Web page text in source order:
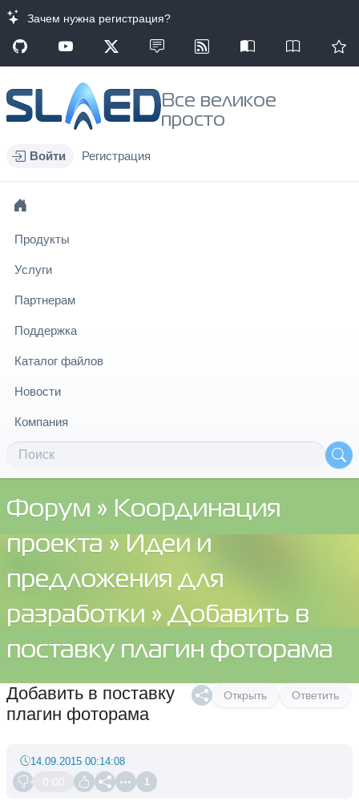
Зачем нужна регистрация?
Все великое
просто
Войти Регистрация
Продукты
Услуги
Партнерам
Поддержка
Каталог файлов
Новости
Компания
Форум » Координация
проекта » Идеи и
предложения для
разработки » Добавить в
поставку плагин фоторама
Открыть Ответить
Добавить в поставку
плагин фоторама
0.00 1
14.09.2015 00:14:08